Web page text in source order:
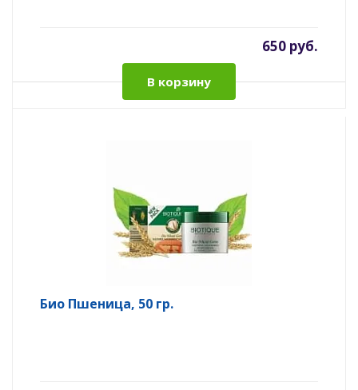
650 руб.
В корзину
Био Пшеница, 50 гр.